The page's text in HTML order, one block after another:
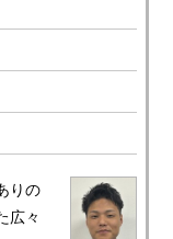
りの
広々